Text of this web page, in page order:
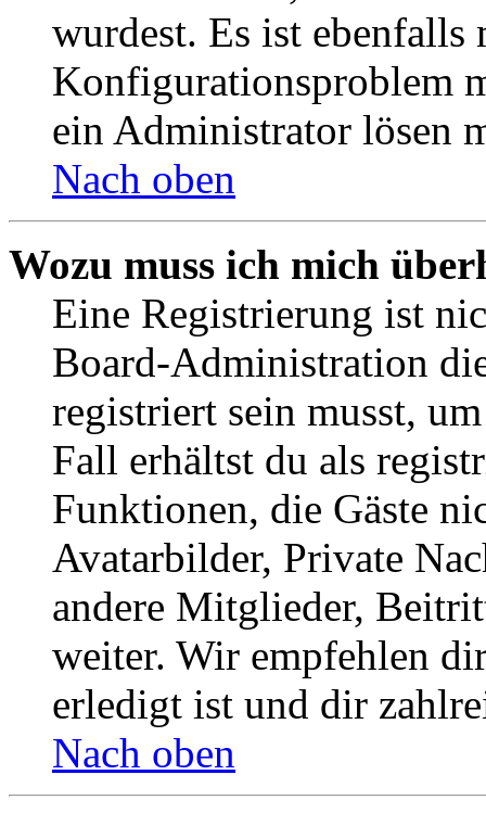
wurdest. Es ist ebenfalls
Konfigurationsproblem
ein Administrator lösen
Nach oben
Wozu muss ich mich
Eine Registrierung ist
Board-Administration
registriert sein musst,
Fall erhältst du als
Funktionen, die Gäste
Avatarbilder, Private
andere Mitglieder,
weiter. Wir empfehlen
erledigt ist und dir
Nach oben